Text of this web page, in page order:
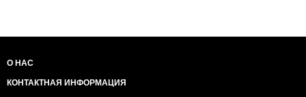
О НАС
КОНТАКТНАЯ ИНФОРМАЦИЯ